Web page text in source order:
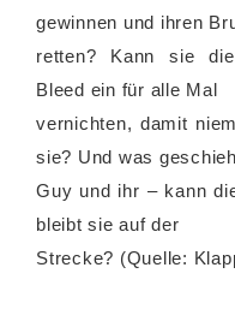
gewinnen und ihren
retten? Kann sie
Bleed ein für alle Mal
vernichten, damit
sie? Und was
Guy und ihr – kann
bleibt sie auf der
Strecke? (Quelle: